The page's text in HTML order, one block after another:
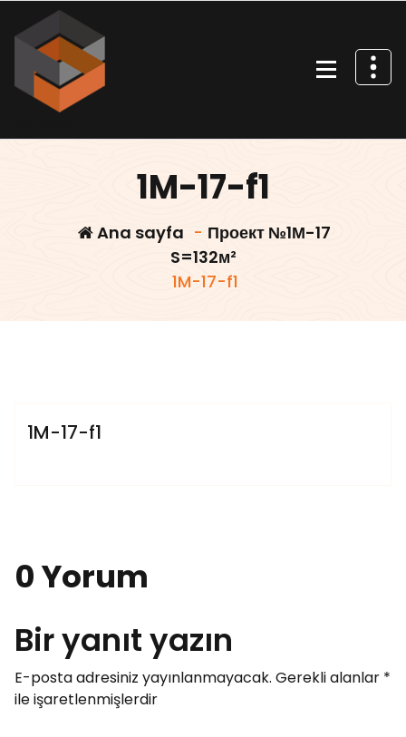
geç
1M-17-f1
Ana sayfa - Проект №1М-17
S=132м²
1M-17-f1
1M-17-f1
0 Yorum
Bir yanıt yazın
E-posta adresiniz yayınlanmayacak. Gerekli alanlar *
ile işaretlenmişlerdir